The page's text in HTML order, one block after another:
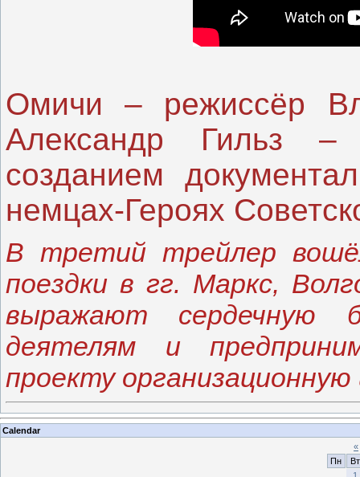
Омичи – режиссёр
Александр Гильз
созданием
немцах-Героях
В третий трейлер
поездки в гг. Маркс,
выражают сердечную
деятелям и
проекту
Calendar
«
Пн
Вт